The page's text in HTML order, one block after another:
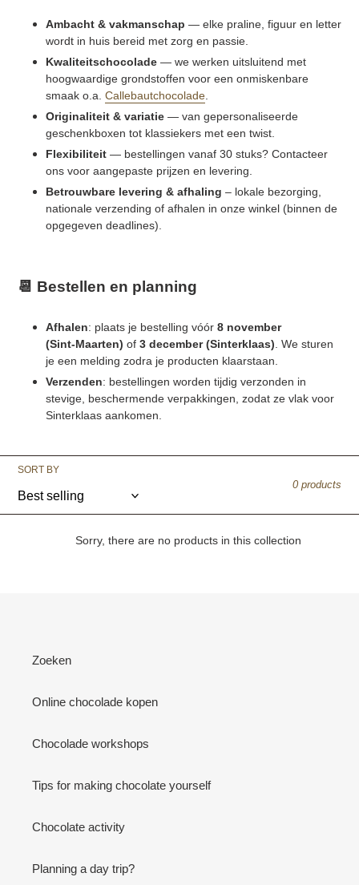
Ambacht & vakmanschap — elke praline, figuur en letter
wordt in huis bereid met zorg en passie.
Kwaliteitschocolade — we werken uitsluitend met
hoogwaardige grondstoffen voor een onmiskenbare
smaak o.a. Callebautchocolade.
Originaliteit & variatie — van gepersonaliseerde
geschenkboxen tot klassiekers met een twist.
Flexibiliteit — bestellingen vanaf 30 stuks? Contacteer
ons voor aangepaste prijzen en levering.
Betrouwbare levering & afhaling – lokale bezorging,
nationale verzending of afhalen in onze winkel (binnen de
opgegeven deadlines).
📆 Bestellen en planning
Afhalen: plaats je bestelling vóór 8 november
(Sint‑Maarten) of 3 december (Sinterklaas) . We sturen
je een melding zodra je producten klaarstaan.
Verzenden: bestellingen worden tijdig verzonden in
stevige, beschermende verpakkingen, zodat ze vlak voor
Sinterklaas aankomen.
SORT BY
0 products
Sorry, there are no products in this collection
Zoeken
Online chocolade kopen
Chocolade workshops
Tips for making chocolate yourself
Chocolate activity
Planning a day trip?